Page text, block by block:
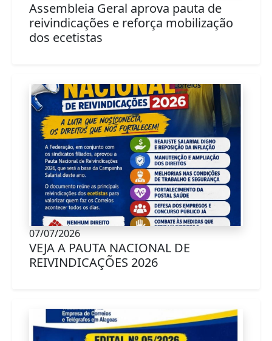
Assembleia Geral aprova pauta de
reivindicações e reforça mobilização
dos ecetistas
07/07/2026
VEJA A PAUTA NACIONAL DE
REIVINDICAÇÕES 2026